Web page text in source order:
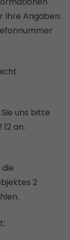
Ihre Angaben:
uns bitte
an.
2